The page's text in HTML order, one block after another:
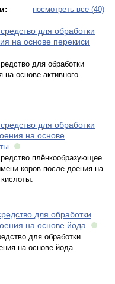
посмотреть все (40)
для обработки
на основе перекиси
для обработки
основе активного
для обработки
на основе
плёнкообразующее
коров после доения на
для обработки
на основе йода
для обработки
на основе йода.